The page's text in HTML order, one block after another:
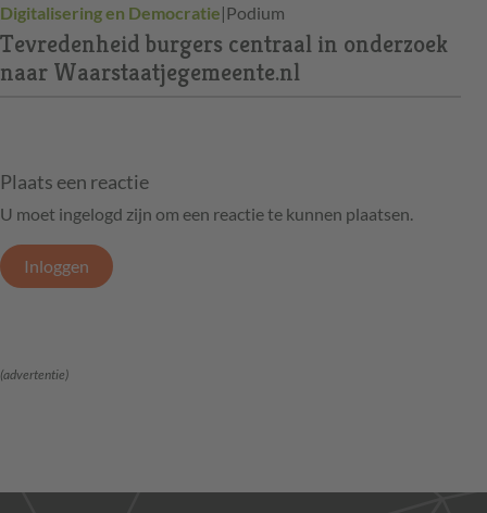
Digitalisering en Democratie|Podium
Tevredenheid burgers centraal in onderzoek
naar Waarstaatjegemeente.nl
Plaats een reactie
U moet ingelogd zijn om een reactie te kunnen plaatsen.
Inloggen
(advertentie)